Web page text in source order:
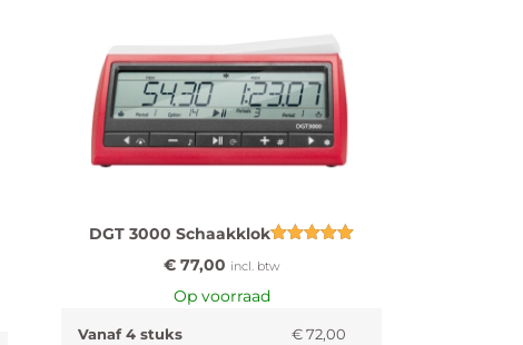
DGT 3000 Schaakklok
€ 77,00 incl. btw
Op voorraad
Vanaf 4 stuks € 72,00